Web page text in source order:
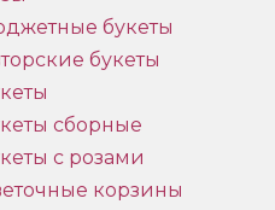
букеты
букеты
сборные
с розами
корзины